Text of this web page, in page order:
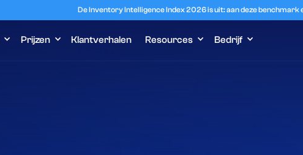
De Inventory Intelligence Index 2026 is uit: aan deze benchmark
Prijzen Klantverhalen Resources Bedrijf